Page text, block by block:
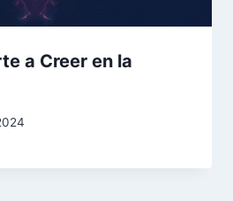
a Creer en la